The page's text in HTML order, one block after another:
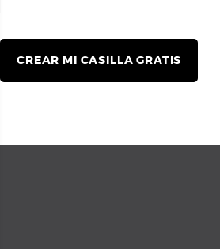
CREAR MI CASILLA GRATIS